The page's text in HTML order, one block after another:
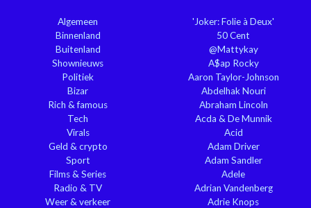
Algemeen
Binnenland
Buitenland
Shownieuws
Politiek
Bizar
Rich & famous
Tech
Virals
Geld & crypto
Sport
Films & Series
Radio & TV
Weer & verkeer
'Joker: Folie à Deux'
50 Cent
@Mattykay
A$ap Rocky
Aaron Taylor-Johnson
Abdelhak Nouri
Abraham Lincoln
Acda & De Munnik
Acid
Adam Driver
Adam Sandler
Adele
Adrian Vandenberg
Adrie Knops